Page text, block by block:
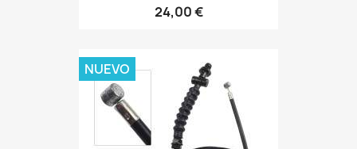
24,00 €
NUEVO